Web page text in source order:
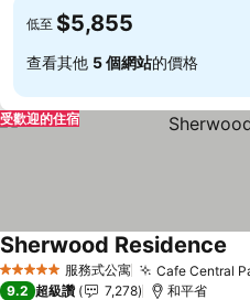
低至 $5,855
查看其他 5 個網站的價格
受歡迎的住宿
5 星級 服務式公寓 Cafe Central
Sherwood Residence
9.2 超級讚 7,278 和平省